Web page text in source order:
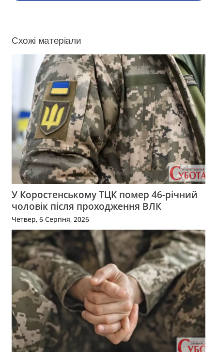
Схожі матеріали
У Коростенському ТЦК помер 46-річний
чоловік після проходження ВЛК
Четвер, 6 Серпня, 2026